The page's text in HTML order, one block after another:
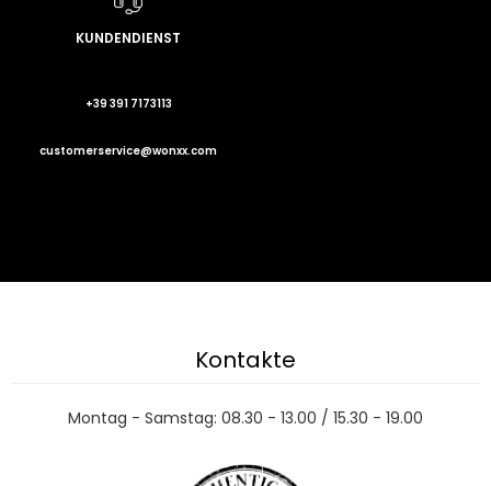
KUNDENDIENST
+39 391 7173113
customerservice@wonxx.com
Kontakte
Montag - Samstag: 08.30 - 13.00 / 15.30 - 19.00